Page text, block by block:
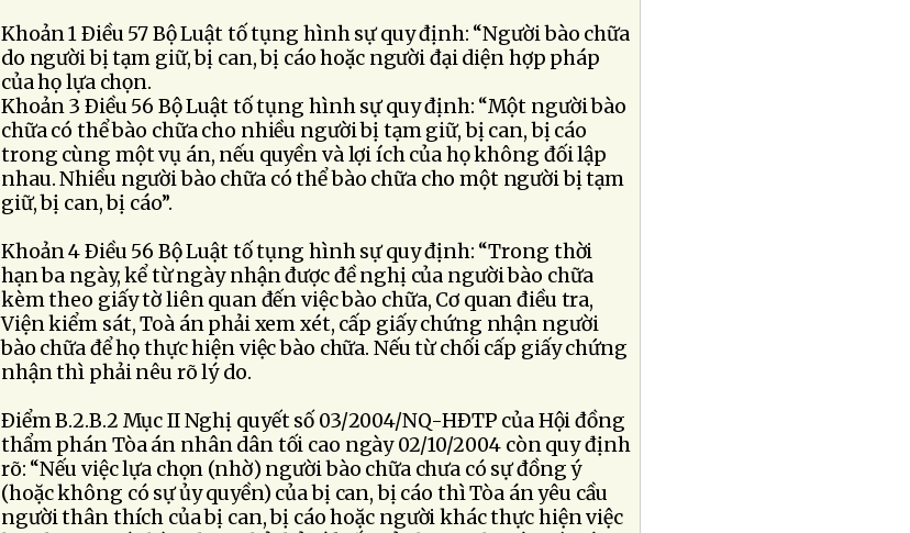
Khoản 1 Ðiều 57 Bộ Luật tố tụng hình sự quy định: “Người bào chữa
do người bị tạm giữ, bị can, bị cáo hoặc người đại diện hợp pháp
của họ lựa chọn.
Khoản 3 Ðiều 56 Bộ Luật tố tụng hình sự quy định: “Một người bào
chữa có thể bào chữa cho nhiều người bị tạm giữ, bị can, bị cáo
trong cùng một vụ án, nếu quyền và lợi ích của họ không đối lập
nhau. Nhiều người bào chữa có thể bào chữa cho một người bị tạm
giữ, bị can, bị cáo”.
Khoản 4 Ðiều 56 Bộ Luật tố tụng hình sự quy định: “Trong thời
hạn ba ngày, kể từ ngày nhận được đề nghị của người bào chữa
kèm theo giấy tờ liên quan đến việc bào chữa, Cơ quan điều tra,
Viện kiểm sát, Toà án phải xem xét, cấp giấy chứng nhận người
bào chữa để họ thực hiện việc bào chữa. Nếu từ chối cấp giấy chứng
nhận thì phải nêu rõ lý do.
Ðiểm B.2.B.2 Mục II Nghị quyết số 03/2004/NQ-HÐTP của Hội đồng
thẩm phán Tòa án nhân dân tối cao ngày 02/10/2004 còn quy định
rõ: “Nếu việc lựa chọn (nhờ) người bào chữa chưa có sự đồng ý
(hoặc không có sự ủy quyền) của bị can, bị cáo thì Tòa án yêu cầu
người thân thích của bị can, bị cáo hoặc người khác thực hiện việc